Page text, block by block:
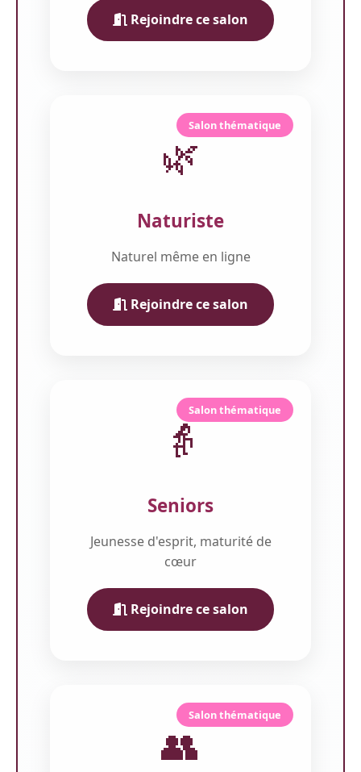
Rejoindre ce salon
Salon thématique
🌿
Naturiste
Naturel même en ligne
Rejoindre ce salon
Salon thématique
👵
Seniors
Jeunesse d'esprit, maturité de
cœur
Rejoindre ce salon
Salon thématique
👥